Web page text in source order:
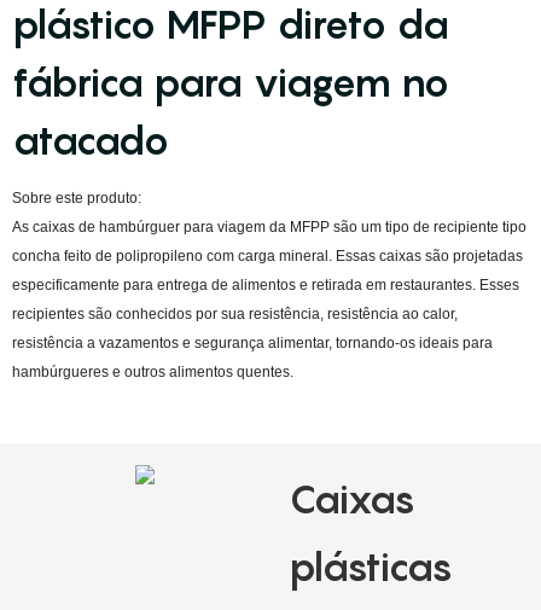
plástico MFPP direto da
fábrica para viagem no
atacado
Sobre este produto:
As caixas de hambúrguer para viagem da MFPP são um tipo de recipiente tipo
concha feito de polipropileno com carga mineral. Essas caixas são projetadas
especificamente para entrega de alimentos e retirada em restaurantes. Esses
recipientes são conhecidos por sua resistência, resistência ao calor,
resistência a vazamentos e segurança alimentar, tornando-os ideais para
hambúrgueres e outros alimentos quentes.
Caixas
plásticas